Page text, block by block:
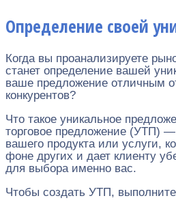
Определение своей
Когда вы проанализируете
станет определение вашей
ваше предложение отличным
конкурентов?
Что такое уникальное
торговое предложение (УТП) —
вашего продукта или услуги,
фоне других и дает клиенту
для выбора именно вас.
Чтобы создать УТП,